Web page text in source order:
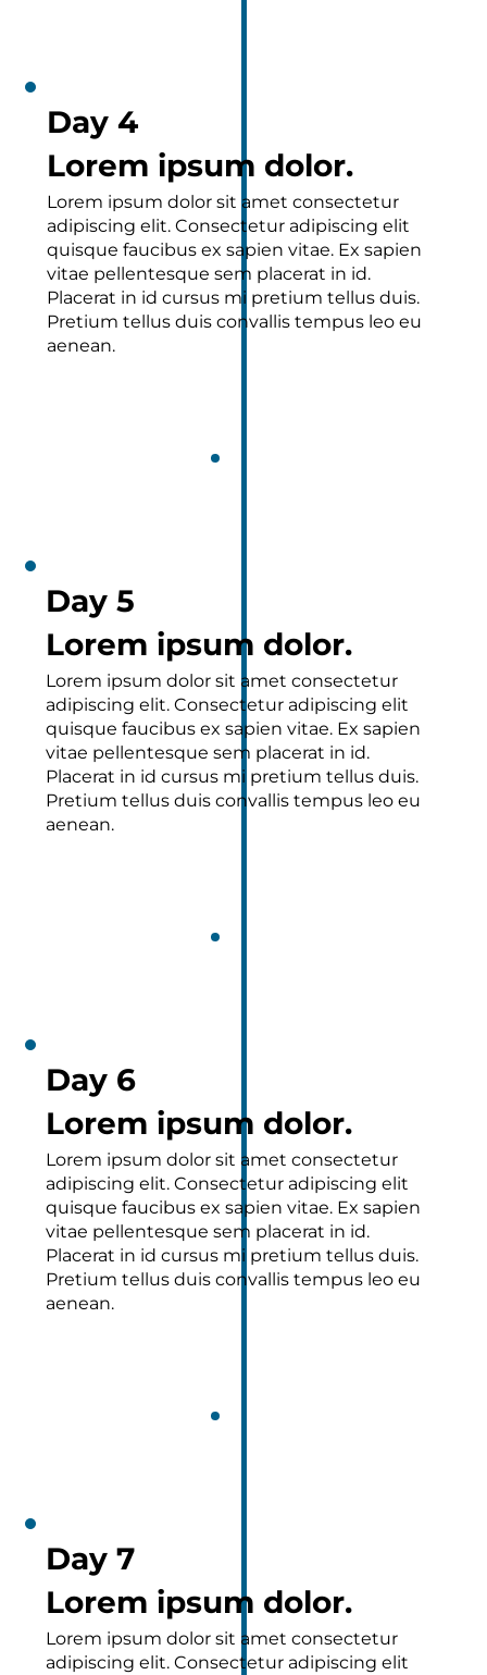
Day 6
Lorem ipsum dolor.
Lorem ipsum dolor sit amet consectetur
adipiscing elit. Consectetur adipiscing elit
quisque faucibus ex sapien vitae. Ex sapien
vitae pellentesque sem placerat in id.
Placerat in id cursus mi pretium tellus duis.
Pretium tellus duis convallis tempus leo eu
aenean.
Day 4
Lorem ipsum dolor.
Lorem ipsum dolor sit amet consectetur
adipiscing elit. Consectetur adipiscing elit
quisque faucibus ex sapien vitae. Ex sapien
vitae pellentesque sem placerat in id.
Placerat in id cursus mi pretium tellus duis.
Pretium tellus duis convallis tempus leo eu
aenean.
Day 7
Lorem ipsum dolor.
Lorem ipsum dolor sit amet consectetur
adipiscing elit. Consectetur adipiscing elit
Day 5
Lorem ipsum dolor.
Lorem ipsum dolor sit amet consectetur
adipiscing elit. Consectetur adipiscing elit
quisque faucibus ex sapien vitae. Ex sapien
vitae pellentesque sem placerat in id.
Placerat in id cursus mi pretium tellus duis.
Pretium tellus duis convallis tempus leo eu
aenean.